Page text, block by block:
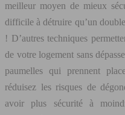
meilleur moyen de mieux
difficile à détruire qu’un
! D’autres techniques
de votre logement sans
paumelles qui prennent
réduisez les risques de
avoir plus sécurité à